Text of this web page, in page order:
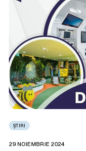
ȘTIRI
29 NOIEMBRIE 2024